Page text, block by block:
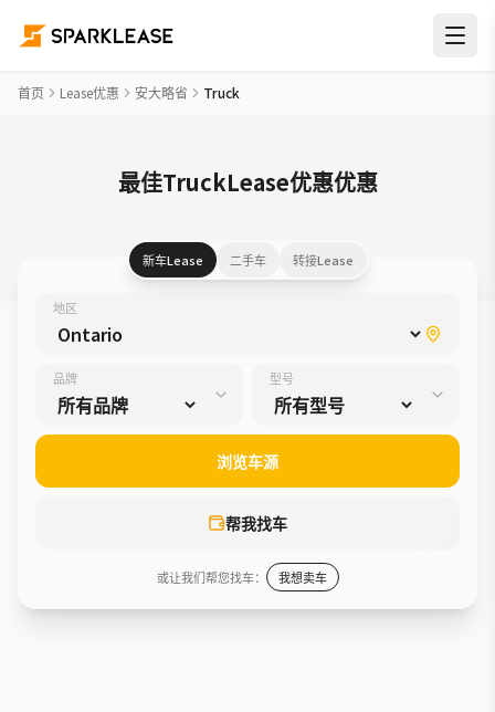
首页 Lease优惠 安大略省 Truck
最佳TruckLease优惠优惠
新车Lease 二手车 转接Lease
地区
品牌 型号
帮我找车
浏览车源
或让我们帮您找车： 我想卖车